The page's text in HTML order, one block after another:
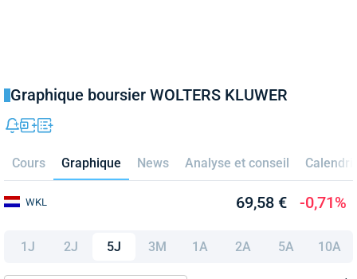
Graphique boursier WOLTERS KLUWER
Cours Graphique News Analyse et conseil
WKL 69,58 € -0,71%
1J 2J 5J 3M 1A 2A 5A 10A